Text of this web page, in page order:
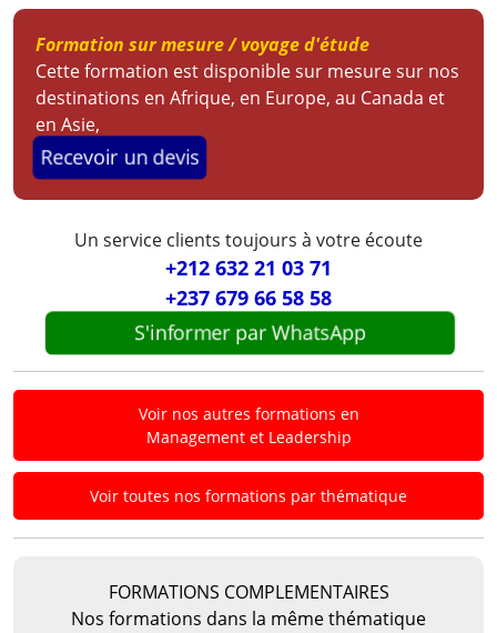
Formation sur mesure / voyage d'étude
Cette formation est disponible sur mesure sur nos
destinations en Afrique, en Europe, au Canada et
en Asie,
Recevoir un devis
Un service clients toujours à votre écoute
+212 632 21 03 71
+237 679 66 58 58
S'informer par WhatsApp
Voir nos autres formations en
Management et Leadership
Voir toutes nos formations par thématique
FORMATIONS COMPLEMENTAIRES
Nos formations dans la même thématique